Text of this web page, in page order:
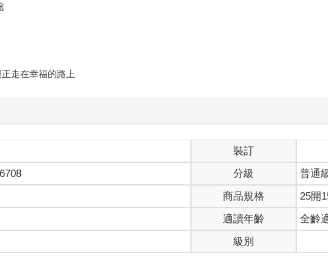
走在幸福的路上
裝訂
分級
普通
商品規格
25開
適讀年齡
全齡
級別